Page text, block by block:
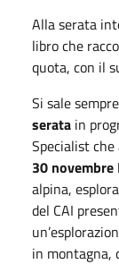
Alla serata
libro che
quota, con il
Si sale
serata in
Specialist
30 novembre
alpina,
del CAI
in montagna,